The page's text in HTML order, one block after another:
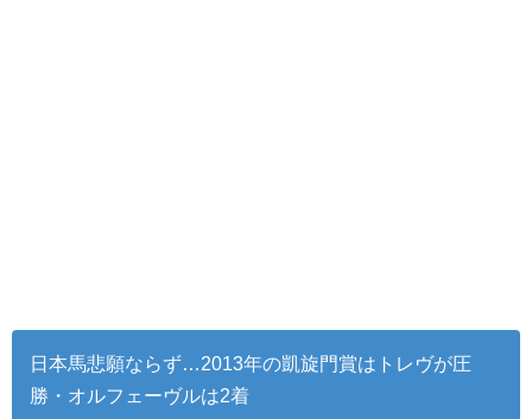
日本馬悲願ならず…2013年の凱旋門賞はトレヴが圧
勝・オルフェーヴルは2着